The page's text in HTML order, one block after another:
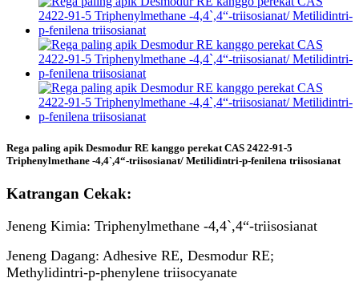
Rega paling apik Desmodur RE kanggo perekat CAS 2422-91-5
Triphenylmethane -4,4`,4“-triisosianat/ Metilidintri-p-fenilena triisosianat
Katrangan Cekak:
Jeneng Kimia: Triphenylmethane -4,4`,4“-triisosianat
Jeneng Dagang: Adhesive RE, Desmodur RE;
Methylidintri-p-phenylene triisocyanate